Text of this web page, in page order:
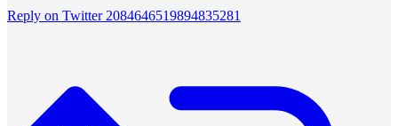
Reply on Twitter 2084646519894835281